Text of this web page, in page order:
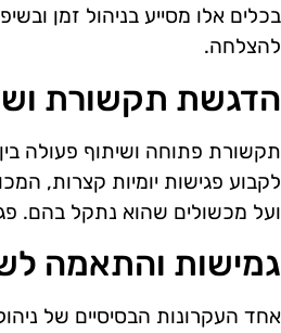
בכלים אלו מסייע בניהול זמן
להצלחה.
הדגשת תקשורת
תקשורת פתוחה ושיתוף פעולה
לקבוע פגישות יומיות קצרות,
ועל מכשולים שהוא נתקל בהם.
גמישות והתאמה
אחד העקרונות הבסיסיים של